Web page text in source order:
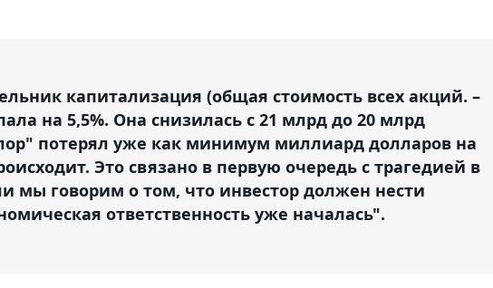
капитализация (общая стоимость всех акций. –
на 5,5%. Она снизилась с 21 млрд до 20 млрд
потерял уже как минимум миллиард долларов на
Это связано в первую очередь с трагедией в
мы говорим о том, что инвестор должен нести
ответственность уже началась".